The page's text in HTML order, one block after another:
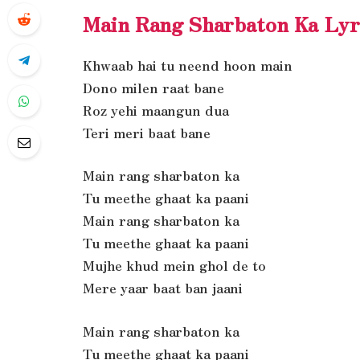
Main Rang Sharbaton Ka
Khwaab hai tu neend hoon main
Dono milen raat bane
Roz yehi maangun dua
Teri meri baat bane
Main rang sharbaton ka
Tu meethe ghaat ka paani
Main rang sharbaton ka
Tu meethe ghaat ka paani
Mujhe khud mein ghol de to
Mere yaar baat ban jaani
Main rang sharbaton ka
Tu meethe ghaat ka paani